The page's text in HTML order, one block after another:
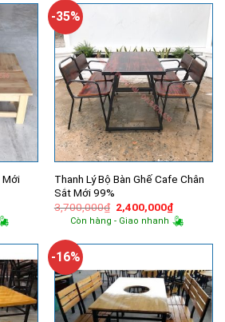
Mới
-35%
Thanh Lý Bộ Bàn Ghế Cafe Chân
Sắt Mới 99%
3,700,000₫ Giá
gốc
là:
2,400,000₫Giá
hiện
tại
Còn hàng - Giao nhanh
-16%